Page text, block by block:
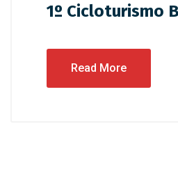
1º Cicloturismo
Read More